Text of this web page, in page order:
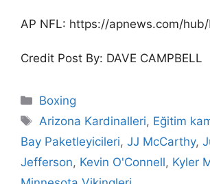
AP NFL: https://apnews.com/hub/
Credit Post By: DAVE CAMPBELL
Categories
Boxing
Tags
Arizona Kardinalleri, Eğitim
Bay Paketleyicileri, JJ McCarthy,
Jefferson, Kevin O'Connell, Kyler